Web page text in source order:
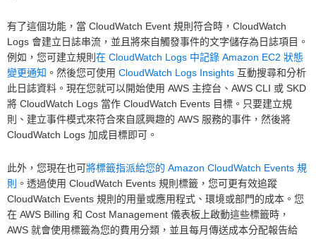
有了這個功能，當 CloudWatch Event 規則符合時，CloudWatch
Logs 會建立日誌串流，並且將來自觸發事件的文字儲存為日誌項目。
例如，您可建立規則 在 CloudWatch Logs 中記錄 Amazon EC2 狀態
變更通知 。然後您可使用 CloudWatch Logs Insights 互動搜尋和分析
此日誌資料。現在您就可以開始使用 AWS 主控台、AWS CLI 或 SKD
將 CloudWatch Logs 當作 CloudWatch Events 目標。只要建立規
則、建立事件模式來符合來自感興趣的 AWS 服務的事件，然後將
CloudWatch Logs 加成目標即可。
此外，您現在也可將標籤指派給您的 Amazon CloudWatch Events 規
則 。透過使用 CloudWatch Events 規則標籤，您可更有效追蹤
CloudWatch Events 規則的用量或應用程式、環境或部門的成本。您
在 AWS Billing 和 Cost Management 儀表板上啟動這些標籤時，
AWS 就會使用標籤為您的費用分類，並且每月傳送成本分配報告給